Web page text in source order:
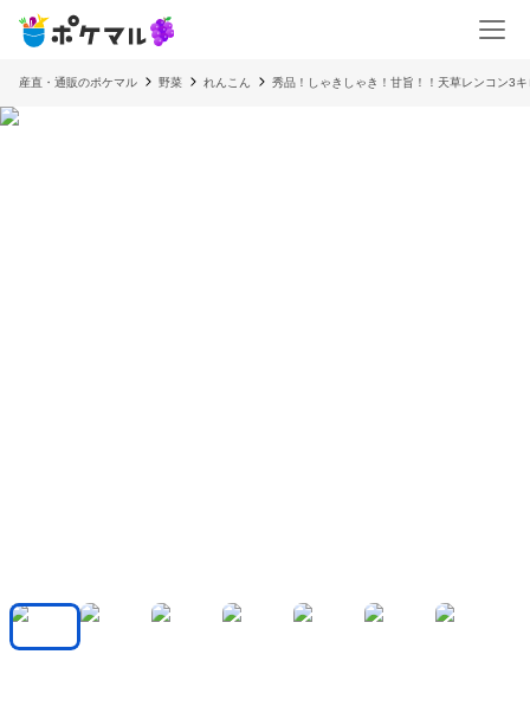
産直・通販のポケマル 野菜 れんこん 秀品！しゃきしゃき！甘旨！！天草レンコン3